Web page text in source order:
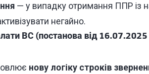
— у випадку отримання ППР із
негайно.
ВС (постанова від
нову логіку строків